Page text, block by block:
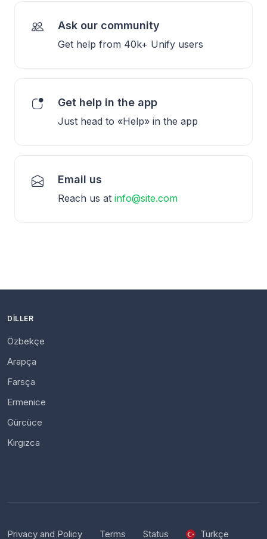
Ask our community
Get help from 40k+ Unify users
Get help in the app
Just head to «Help» in the app
Email us
Reach us at info@site.com
DILLER
Özbekçe
Arapça
Farsça
Ermenice
Gürcüce
Kırgızca
Privacy and Policy Terms Status Türkçe